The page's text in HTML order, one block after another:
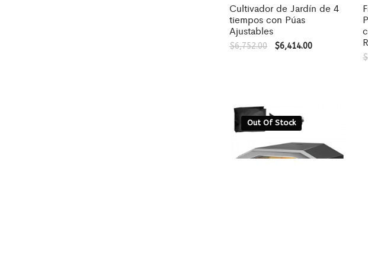
Cultivador de Jardín de 4
tiempos con Púas
Ajustables
$6,752.00 $6,414.00
$
Out Of Stock